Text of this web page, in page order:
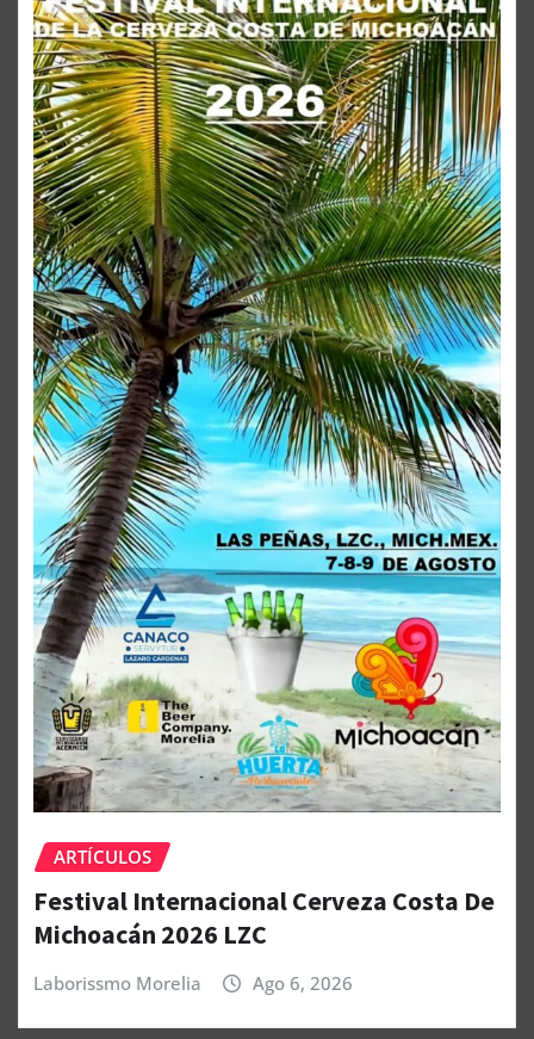
ARTÍCULOS
Festival Internacional Cerveza Costa De
Michoacán 2026 LZC
Laborissmo Morelia Ago 6, 2026